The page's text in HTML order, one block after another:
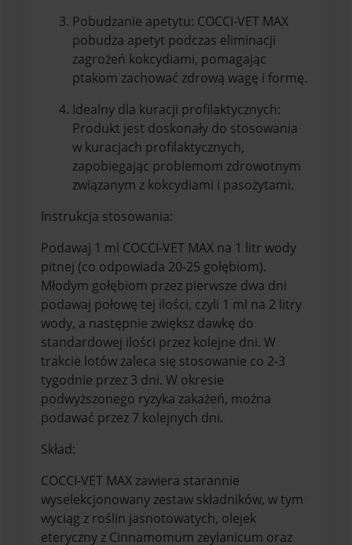
Pobudzanie apetytu: COCCI-VET MAX
pobudza apetyt podczas eliminacji
zagrożeń kokcydiami, pomagając
ptakom zachować zdrową wagę i formę.
Idealny dla kuracji profilaktycznych:
Produkt jest doskonały do stosowania
w kuracjach profilaktycznych,
zapobiegając problemom zdrowotnym
związanym z kokcydiami i pasożytami.
Instrukcja stosowania:
Podawaj 1 ml COCCI-VET MAX na 1 litr wody
pitnej (co odpowiada 20-25 gołębiom).
Młodym gołębiom przez pierwsze dwa dni
podawaj połowę tej ilości, czyli 1 ml na 2 litry
wody, a następnie zwiększ dawkę do
standardowej ilości przez kolejne dni. W
trakcie lotów zaleca się stosowanie co 2-3
tygodnie przez 3 dni. W okresie
podwyższonego ryzyka zakażeń, można
podawać przez 7 kolejnych dni.
Skład:
COCCI-VET MAX zawiera starannie
wyselekcjonowany zestaw składników, w tym
wyciąg z roślin jasnotowatych, olejek
eteryczny z Cinnamomum zeylanicum oraz